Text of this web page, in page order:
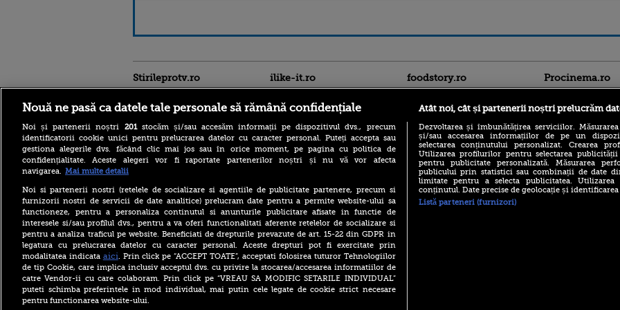
Stirileprotv.ro
Care este mâncarea
preferată a lui Florin
Dumitrescu. Juratul
MastrerChef a vorbit despre
începuturile în bucătărie
Horoscop 9 august 2026, cu
Neti Sandu. Încep să vină
bani în cont
Elon Musk a refuzat accesul
Ucrainei la Starlink pentru
ilike-it.ro foodstory.ro
(P) Descoperă Lumea
Evenimentelor din România
cu Transilvania Events!
Procinema.ro
Nikolaj Coster-
Urzeala
Nouă ne pasă ca datele tale personale să rămână confidențiale
Noi și partenerii noștri 201stocăm și/sau accesăm informații pe dispozitivul dvs., precum
identificatorii cookie unici pentru prelucrarea datelor cu caracter personal. Puteți accepta sau
gestiona alegerile dvs. făcând clic mai jos sau în orice moment, pe pagina cu politica de
confidențialitate. Aceste alegeri vor fi raportate partenerilor noștri și nu vă vor afecta
navigarea. Mai multe detalii
Noi si partenerii nostri (retelele de socializare si agentiile de publicitate partenere, precum si
furnizorii nostri de servicii de date analitice) prelucram date pentru a permite website-ului sa
functioneze, pentru a personaliza continutul si anunturile publicitare afisate in functie de
interesele si/sau profilul dvs., pentru a va oferi functionalitati aferente retelelor de socializare si
pentru a analiza traficul pe website. Beneficiati de drepturile prevazute de art. 15-22 din GDPR in
legatura cu prelucrarea datelor cu caracter personal. Aceste drepturi pot fi exercitate prin
modalitatea indicata aici. Prin click pe “ACCEPT TOATE”, acceptati folosirea tuturor Tehnologiilor
de tip Cookie, care implica inclusiv acceptul dvs. cu privire la stocarea/accesarea informatiilor de
catre Vendor-ii cu care colaboram. Prin click pe “VREAU SA MODIFIC SETARILE INDIVIDUAL”
puteti schimba preferintele in mod individual, mai putin cele legate de cookie strict necesare
pentru functionarea website-ului.
Atât noi, cât și partenerii noștri prelucrăm
Dezvoltarea și îmbunătățirea serviciilor.
și/sau accesarea informațiilor de pe un
selectarea conținutului personalizat. Crearea
Utilizarea profilurilor pentru selectarea
pentru publicitate personalizată. Măsurarea
publicului prin statistici sau combinații de date
limitate pentru a selecta publicitatea.
conținutul. Date precise de geolocație și
Listă parteneri (furnizori)